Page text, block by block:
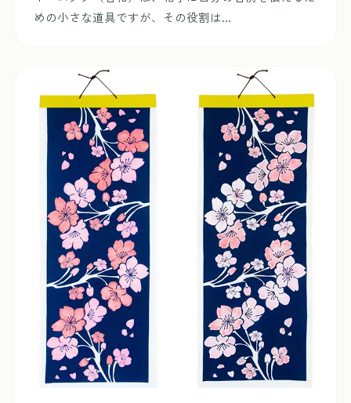
めの小さな道具ですが、その役割は...